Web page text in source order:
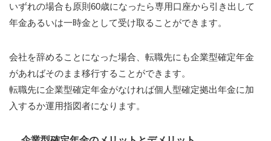
いずれの場合も原則60歳になったら専用口座から引き出して
年金あるいは一時金として受け取ることができます。
会社を辞めることになった場合、転職先にも企業型確定年金
があればそのまま移行することができます。
転職先に企業型確定年金がなければ個人型確定拠出年金に加
入するか運用指図者になります。